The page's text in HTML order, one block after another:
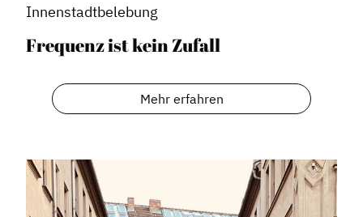
Innenstadtbelebung
Frequenz ist kein Zufall
Mehr erfahren